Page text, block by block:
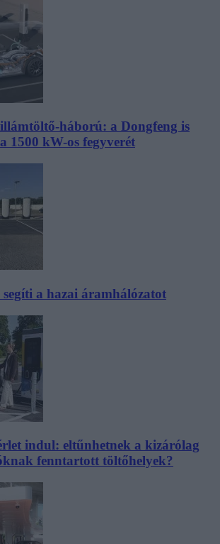
háború: a Dongfeng is
1500 kW-os fegyverét
segíti a hazai áramhálózatot
indul: eltűnhetnek a kizárólag
fenntartott töltőhelyek?